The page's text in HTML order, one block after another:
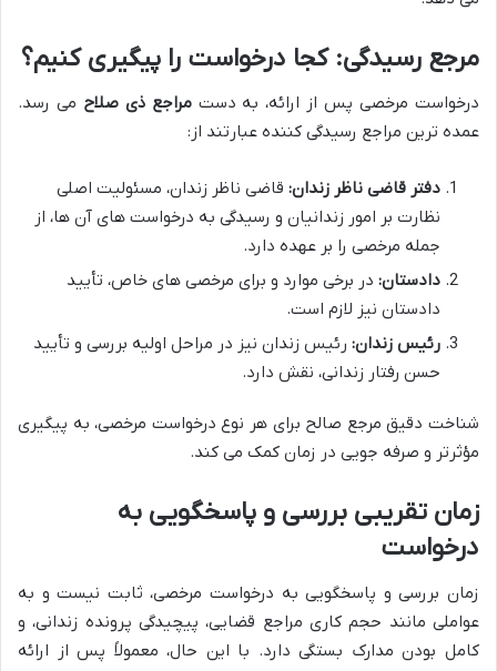
مرجع رسیدگی: کجا درخواست را پیگیری کنیم؟
درخواست مرخصی پس از ارائه، به دستمراجع ذی صلاح می رسد.
عمده ترین مراجع رسیدگی کننده عبارتند از:
دفتر قاضی ناظر زندان: قاضی ناظر زندان، مسئولیت اصلی
نظارت بر امور زندانیان و رسیدگی به درخواست های آن ها، از
جمله مرخصی را بر عهده دارد.
دادستان: در برخی موارد و برای مرخصی های خاص، تأیید
دادستان نیز لازم است.
رئیس زندان: رئیس زندان نیز در مراحل اولیه بررسی و تأیید
حسن رفتار زندانی، نقش دارد.
شناخت دقیق مرجع صالح برای هر نوع درخواست مرخصی، به پیگیری
مؤثرتر و صرفه جویی در زمان کمک می کند.
زمان تقریبی بررسی و پاسخگویی به
درخواست
زمان بررسی و پاسخگویی به درخواست مرخصی، ثابت نیست و به
عواملی مانند حجم کاری مراجع قضایی، پیچیدگی پرونده زندانی، و
کامل بودن مدارک بستگی دارد. با این حال، معمولاً پس از ارائه